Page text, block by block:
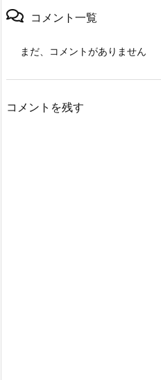
コメント一覧
まだ、コメントがありません
コメントを残す